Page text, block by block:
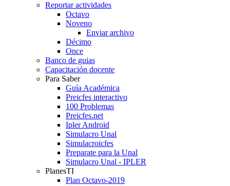
Reportar actividades
Octavo
Noveno
Enviar archivo
Décimo
Once
Banco de guias
Capacitación docente
Para Saber
Guía Académica
Preicfes interactivo
100 Problemas
Preicfes.net
Ipler Android
Simulacro Unal
Simulacroicfes
Preparate para la Unal
Simulacro Unal - IPLER
PlanesTI
Plan Octavo-2019